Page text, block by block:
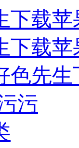
下载
下载
色先
污